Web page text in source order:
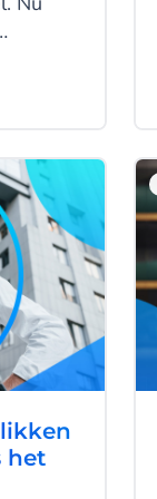
de
over
je
te
het